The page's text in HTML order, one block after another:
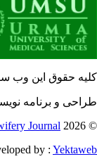
حقوق این وب
و برنامه
©
Journal
by :